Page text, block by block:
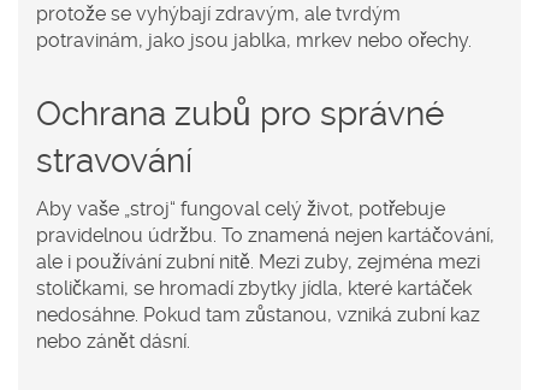
protože se vyhýbají zdravým, ale tvrdým
potravinám, jako jsou jablka, mrkev nebo ořechy.
Ochrana zubů pro správné
stravování
Aby vaše „stroj“ fungoval celý život, potřebuje
pravidelnou údržbu. To znamená nejen kartáčování,
ale i používání zubní nitě. Mezi zuby, zejména mezi
stoličkami, se hromadí zbytky jídla, které kartáček
nedosáhne. Pokud tam zůstanou, vzniká zubní kaz
nebo zánět dásní.